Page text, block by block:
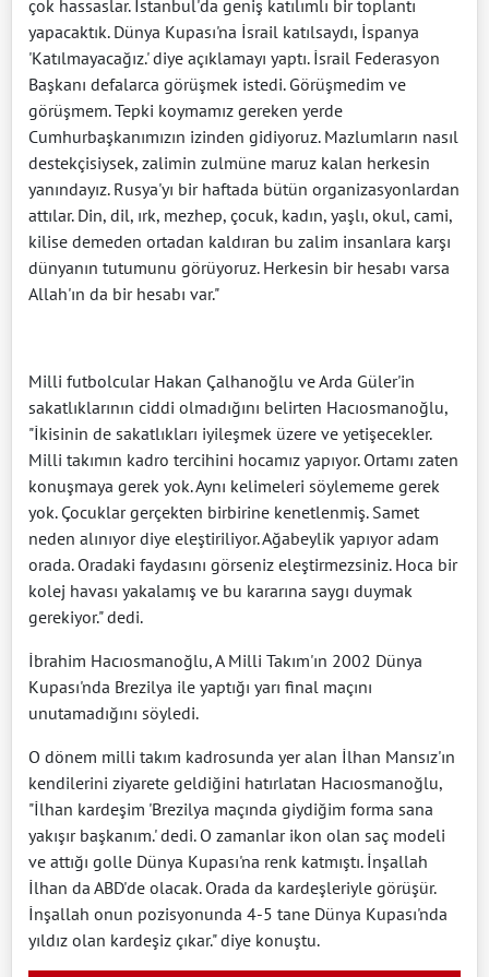
çok hassaslar. İstanbul'da geniş katılımlı bir toplantı
yapacaktık. Dünya Kupası'na İsrail katılsaydı, İspanya
'Katılmayacağız.' diye açıklamayı yaptı. İsrail Federasyon
Başkanı defalarca görüşmek istedi. Görüşmedim ve
görüşmem. Tepki koymamız gereken yerde
Cumhurbaşkanımızın izinden gidiyoruz. Mazlumların nasıl
destekçisiysek, zalimin zulmüne maruz kalan herkesin
yanındayız. Rusya'yı bir haftada bütün organizasyonlardan
attılar. Din, dil, ırk, mezhep, çocuk, kadın, yaşlı, okul, cami,
kilise demeden ortadan kaldıran bu zalim insanlara karşı
dünyanın tutumunu görüyoruz. Herkesin bir hesabı varsa
Allah'ın da bir hesabı var."
Milli futbolcular Hakan Çalhanoğlu ve Arda Güler'in
sakatlıklarının ciddi olmadığını belirten Hacıosmanoğlu,
"İkisinin de sakatlıkları iyileşmek üzere ve yetişecekler.
Milli takımın kadro tercihini hocamız yapıyor. Ortamı zaten
konuşmaya gerek yok. Aynı kelimeleri söylememe gerek
yok. Çocuklar gerçekten birbirine kenetlenmiş. Samet
neden alınıyor diye eleştiriliyor. Ağabeylik yapıyor adam
orada. Oradaki faydasını görseniz eleştirmezsiniz. Hoca bir
kolej havası yakalamış ve bu kararına saygı duymak
gerekiyor." dedi.
İbrahim Hacıosmanoğlu, A Milli Takım'ın 2002 Dünya
Kupası'nda Brezilya ile yaptığı yarı final maçını
unutamadığını söyledi.
O dönem milli takım kadrosunda yer alan İlhan Mansız'ın
kendilerini ziyarete geldiğini hatırlatan Hacıosmanoğlu,
"İlhan kardeşim 'Brezilya maçında giydiğim forma sana
yakışır başkanım.' dedi. O zamanlar ikon olan saç modeli
ve attığı golle Dünya Kupası'na renk katmıştı. İnşallah
İlhan da ABD'de olacak. Orada da kardeşleriyle görüşür.
İnşallah onun pozisyonunda 4-5 tane Dünya Kupası'nda
yıldız olan kardeşiz çıkar." diye konuştu.